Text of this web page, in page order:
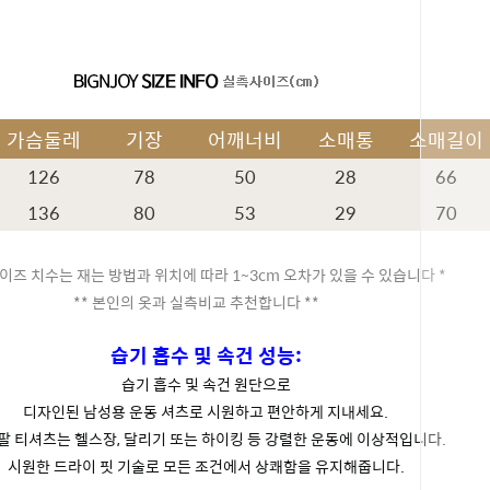
가슴둘레 기장 어깨너비 소매통 소매길이
126 78 50 28 66
136
80 53 29 70
즈 치수는 재는 방법과 위치에 따라 1~3cm 오차가 있을 수 있습니다 *
** 본인의 옷과 실측비교 추천합니다 **
습기 흡수 및 속건 성능:
습기 흡수 및 속건 원단으로
디자인된 남성용 운동 셔츠로 시원하고 편안하게 지내세요.
티셔츠는 헬스장, 달리기 또는 하이킹 등 강렬한 운동에 이상적입니다.
시원한 드라이 핏 기술로 모든 조건에서 상쾌함을 유지해줍니다.